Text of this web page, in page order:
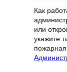
Как
или
укажите
пожарная